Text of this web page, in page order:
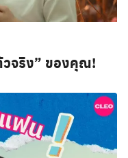
จริง” ของคุณ!